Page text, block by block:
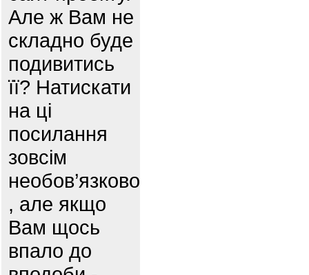
Але ж Вам не
складно буде
подивитись
її? Натискати
на ці
посилання
зовсім
необов’язково
, але якщо
Вам щось
впало до